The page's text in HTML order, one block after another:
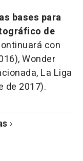
bases para
de
con
Wonder
La Liga
de 2017).